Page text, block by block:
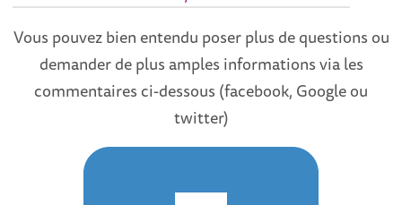
Vous pouvez bien entendu poser plus de questions ou
demander de plus amples informations via les
commentaires ci-dessous (facebook, Google ou
twitter)